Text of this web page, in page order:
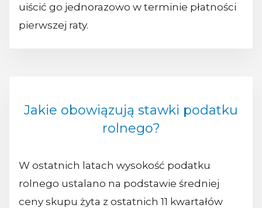
uiścić go jednorazowo w terminie płatności
pierwszej raty.
Jakie obowiązują stawki podatku
rolnego?
W ostatnich latach wysokość podatku
rolnego ustalano na podstawie średniej
ceny skupu żyta z ostatnich 11 kwartałów